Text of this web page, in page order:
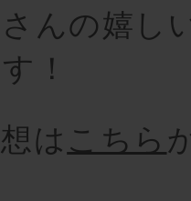
んの嬉し
！
は こちら